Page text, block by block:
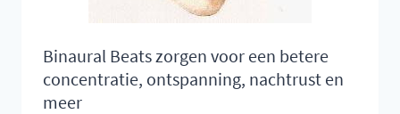
Binaural Beats zorgen voor een betere
concentratie, ontspanning, nachtrust en
meer